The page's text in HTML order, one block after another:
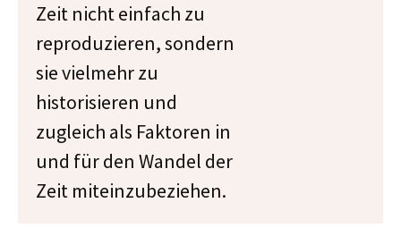
Zeit nicht einfach zu
reproduzieren, sondern
sie vielmehr zu
historisieren und
zugleich als Faktoren in
und für den Wandel der
Zeit miteinzubeziehen.